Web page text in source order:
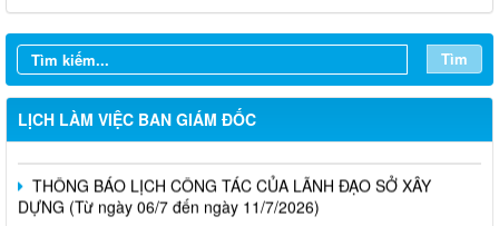
Tìm
LỊCH LÀM VIỆC BAN GIÁM ĐỐC
THÔNG BÁO LỊCH CÔNG TÁC CỦA LÃNH ĐẠO SỞ XÂY
DỰNG (Từ ngày 27/7 đến ngày 31/7/2026)
THÔNG BÁO LỊCH CÔNG TÁC CỦA LÃNH ĐẠO SỞ XÂY
DỰNG (Từ ngày 20/7 đến ngày 25/7/2026)
THÔNG BÁO LỊCH CÔNG TÁC CỦA LÃNH ĐẠO SỞ XÂY
DỰNG (Từ ngày 06/7 đến ngày 11/7/2026)